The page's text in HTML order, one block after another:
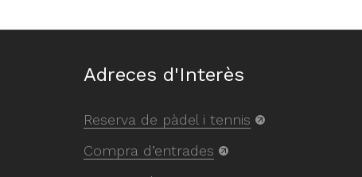
Adreces d'Interès
Reserva de pàdel i tennis
Compra d’entrades